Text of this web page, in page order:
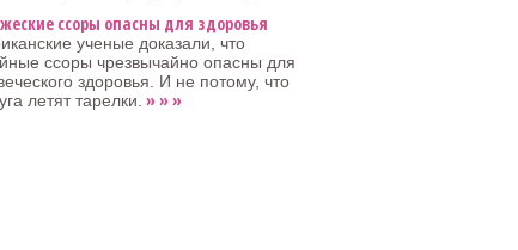
ссоры опасны для здоровья
ученые доказали, что
ссоры чрезвычайно опасны для
здоровья. И не потому, что
летят тарелки. » » »